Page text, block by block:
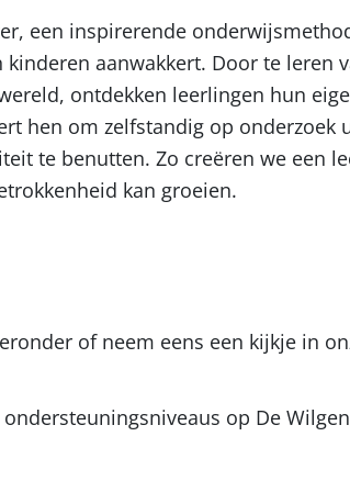
een inspirerende
aanwakkert. Door te leren
ontdekken leerlingen hun
hen om zelfstandig op onderzoek
te benutten. Zo creëren we een
kan groeien.
of neem eens een kijkje in
op De